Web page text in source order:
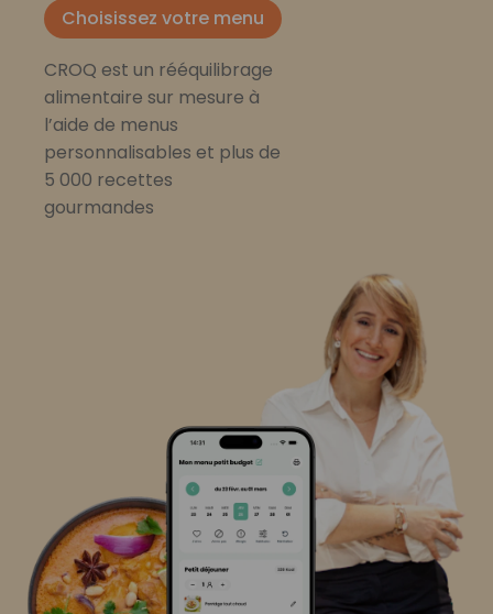
Choisissez votre menu
CROQ est un rééquilibrage
alimentaire sur mesure à
l’aide de menus
personnalisables et plus de
5 000 recettes
gourmandes